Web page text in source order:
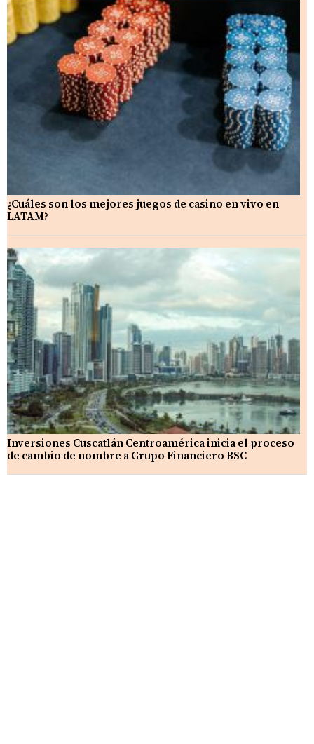
¿Cuáles son los mejores juegos de casino en vivo en
LATAM?
Inversiones Cuscatlán Centroamérica inicia el proceso
de cambio de nombre a Grupo Financiero BSC